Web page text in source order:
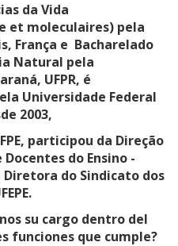
da Vida
et moleculaires) pela
França e Bacharelado
Natural pela
UFPR, é
Universidade Federal
2003,
participou da Direção
do Ensino -
Diretora do Sindicato dos
su cargo dentro del
funciones que cumple?